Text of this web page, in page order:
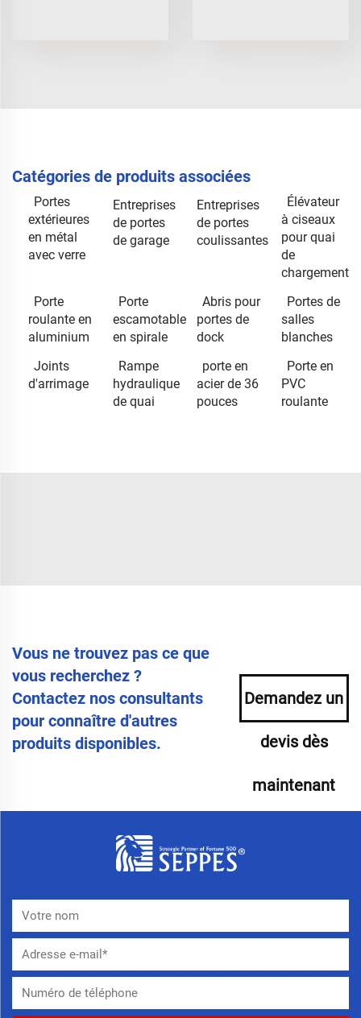
Catégories de produits associées
Portes
extérieures
en métal
avec verre
Entreprises
de portes
de garage
Entreprises
de portes
coulissantes
Élévateur
à ciseaux
pour quai
de
chargement
Porte
roulante en
aluminium
Porte
escamotable
en spirale
Abris pour
portes de
dock
Portes de
salles
blanches
Joints
d'arrimage
Rampe
hydraulique
de quai
porte en
acier de 36
pouces
Porte en
PVC
roulante
Vous ne trouvez pas ce que
vous recherchez ?
Contactez nos consultants
pour connaître d'autres
produits disponibles.
Demandez un
devis dès
maintenant